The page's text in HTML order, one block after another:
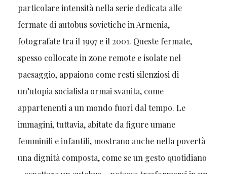
particolare intensità nella serie dedicata alle
fermate di autobus sovietiche in Armenia,
fotografate tra il 1997 e il 2001. Queste fermate,
spesso collocate in zone remote e isolate nel
paesaggio, appaiono come resti silenziosi di
un’utopia socialista ormai svanita, come
appartenenti a un mondo fuori dal tempo. Le
immagini, tuttavia, abitate da figure umane
femminili e infantili, mostrano anche nella povertà
una dignità composta, come se un gesto quotidiano